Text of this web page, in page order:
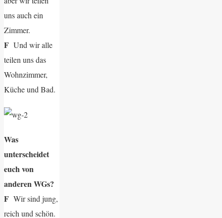
uns auch ein
Zimmer.
F Und wir alle
teilen uns das
Wohnzimmer,
Küche und Bad.
Was
unterscheidet
euch von
anderen WGs?
F Wir sind jung,
reich und schön.